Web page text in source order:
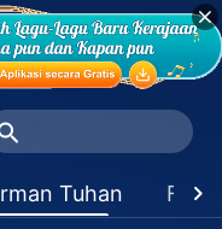
Tuhan
Tuhan
Mampu